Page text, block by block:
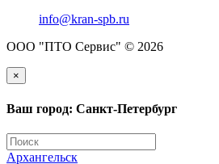
info@kran-spb.ru
ООО "ПТО Сервис" © 2026
×
Ваш город: Санкт-Петербург
Архангельск